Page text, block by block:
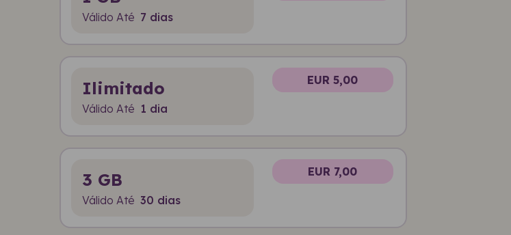
Válido Até 7 dias
Ilimitado
Válido Até 1 dia
EUR 5,00
3 GB
Válido Até 30 dias
EUR 7,00